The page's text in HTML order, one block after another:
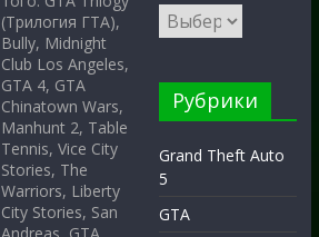
(Трилогия ГТА),
Bully, Midnight
Club Los Angeles,
GTA 4, GTA
Chinatown Wars,
Manhunt 2, Table
Tennis, Vice City
Stories, The
Warriors, Liberty
City Stories, San
Andreas, GTA
Рубрики
Grand Theft Auto
5
GTA